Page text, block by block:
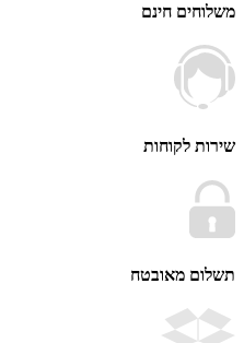
חינם
לקוחות
מאובטח